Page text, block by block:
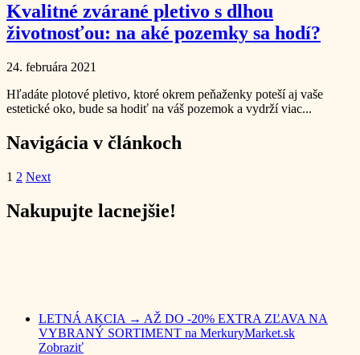
Kvalitné zvárané pletivo s dlhou
životnosťou: na aké pozemky sa hodí?
24. februára 2021
Hľadáte plotové pletivo, ktoré okrem peňaženky poteší aj vaše
estetické oko, bude sa hodiť na váš pozemok a vydrží viac...
Navigácia v článkoch
1 2 Next
Nakupujte lacnejšie!
LETNÁ AKCIA → AŽ DO -20% EXTRA ZĽAVA NA
VYBRANÝ SORTIMENT na MerkuryMarket.sk
Zobraziť